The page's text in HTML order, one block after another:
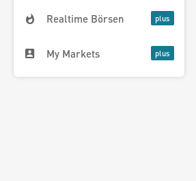
Realtime Börsen
My Markets